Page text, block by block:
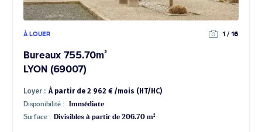
À LOUER 1 / 16
Bureaux 755.70m²
LYON (69007)
Loyer : À partir de 2 962 € /mois (HT/HC)
Disponibilité :
Immédiate
Surface : Divisibles à partir de 206.70 m²